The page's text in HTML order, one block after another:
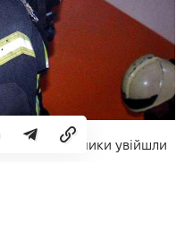
рятувальники увійшли